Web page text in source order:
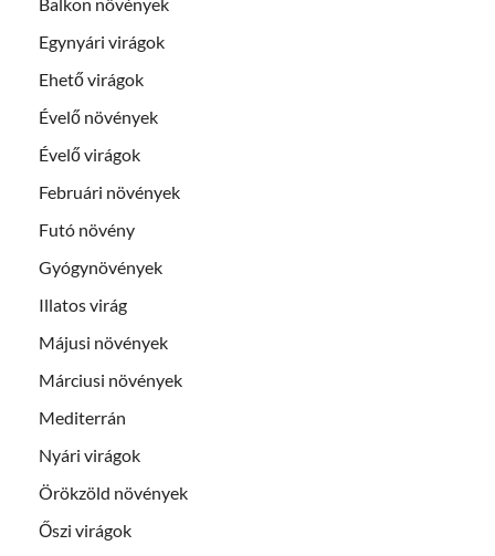
Egynyári virágok
Ehető virágok
Évelő növények
Évelő virágok
Februári növények
Futó növény
Gyógynövények
Illatos virág
Májusi növények
Márciusi növények
Mediterrán
Nyári virágok
Örökzöld növények
Őszi virágok